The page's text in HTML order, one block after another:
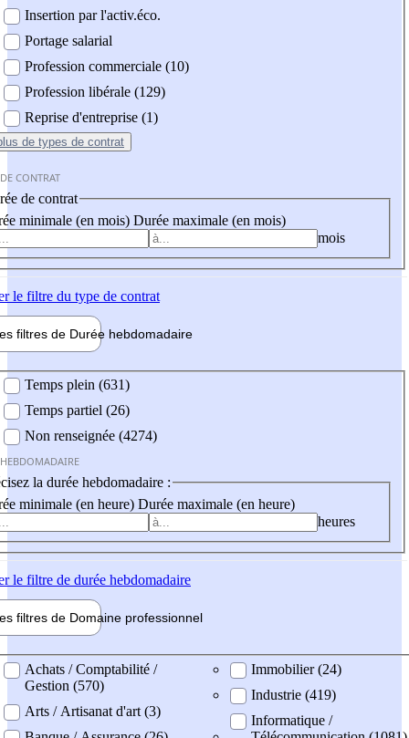
Insertion par l'activ.éco.
Portage salarial
Profession commerciale (10)
Profession libérale (129)
Reprise d'entreprise (1)
de types de contrat
CONTRAT
de contrat
minimale (en mois) Durée maximale (en mois)
mois
le filtre du type de contrat
filtres de Durée hebdomadaire
Temps plein (631)
Temps partiel (26)
Non renseignée (4274)
la durée hebdomadaire :
minimale (en heure) Durée maximale (en heure)
heures
le filtre de durée hebdomadaire
filtres de Domaine professionnel
professionel
Achats / Comptabilité /
Gestion (570)
Arts / Artisanat d'art (3)
Immobilier (24)
Industrie (419)
Informatique /